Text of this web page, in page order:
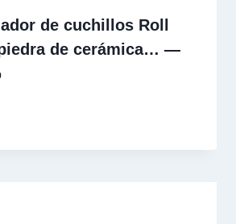
de cuchillos Roll
de cerámica… —